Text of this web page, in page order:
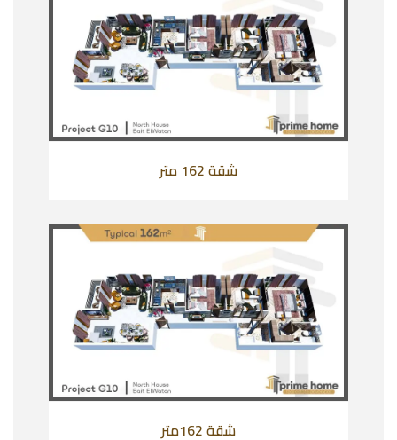
شقة 162 متر
شقة 162متر